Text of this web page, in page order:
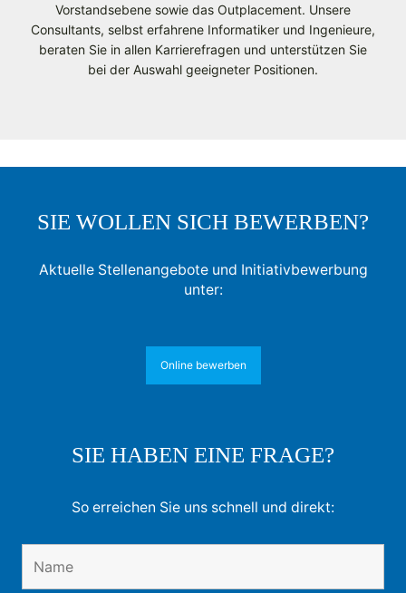
Vorstandsebene sowie das Outplacement. Unsere
Consultants, selbst erfahrene Informatiker und Ingenieure,
beraten Sie in allen Karrierefragen und unterstützen Sie
bei der Auswahl geeigneter Positionen.
SIE WOLLEN SICH BEWERBEN?
Aktuelle Stellenangebote und Initiativbewerbung
unter:
Online bewerben
SIE HABEN EINE FRAGE?
So erreichen Sie uns schnell und direkt: